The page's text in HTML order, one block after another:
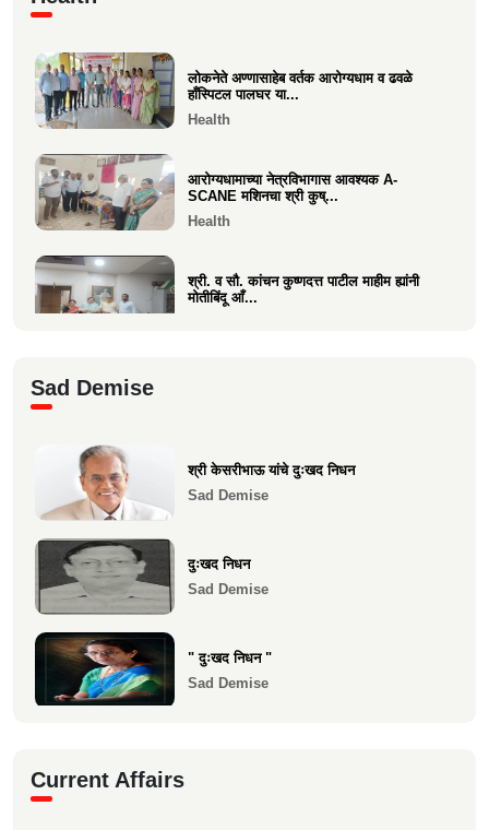
वसई विकास सहकारी बँकेचे अध्यक्ष आशय राऊत
लोकनेते अण्णासाहेब वर्तक आरोग्यधाम व ढवळे
हाँस्पिटल पालघर या...
Health
आरोग्यधामाच्या नेत्रविभागास आवश्यक A-
SCANE मशिनचा श्री कुष्...
Health
श्री. व सौ. कांचन कुष्णदत्त पाटील माहीम ह्यांनी
मोतीबिंदू आँ...
माकुणसारच्या एस के पाटील विद्यामंदिरच्या सन
1983 च्या 10 वी...
Sad Demise
श्री केसरीभाऊ यांचे दुःखद निधन
Sad Demise
दुःखद निधन
Sad Demise
" दुःखद निधन "
Sad Demise
Current Affairs